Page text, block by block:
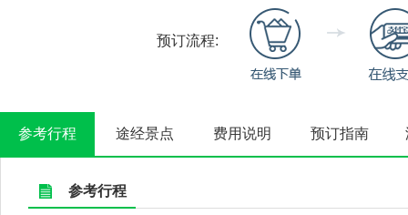
预订流程:
参考行程 途经景点 费用说明 预订指南
参考行程